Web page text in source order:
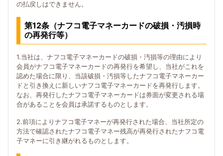
の払戻しはできません。
第12条（ナフコ電子マネーカードの破損・汚損時
の再発行等）
1.当社は、ナフコ電子マネーカードの破損・汚損等の理由により
会員がナフコ電子マネーカードの再発行を希望し、当社がこれを
認めた場合に限り、当該破損・汚損等したナフコ電子マネーカー
ドと引き換えに新しいナフコ電子マネーカードを再発行します。
なお、再発行したナフコ電子マネーカードは券面が変更される場
合があることを会員は承諾するものとします。
2.前項によりナフコ電子マネーが再発行された場合、当社所定の
方法で確認されたナフコ電子マネー残高が再発行されたナフコ電
子マネーに引き継がれるものとします。